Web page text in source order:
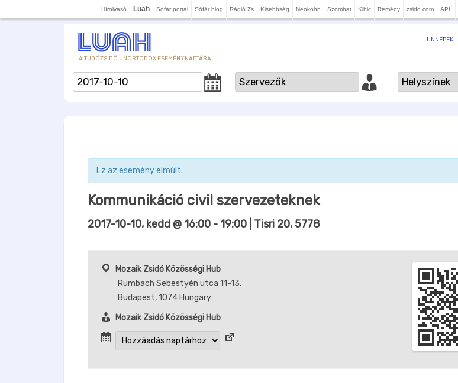
Hírolvasó Luah Sófár portál Sófár blog Rádió Zs Kisebbség Neokohn Szombat Kibic Remény zsido.com APL
A TUDÓZSIDÓ UNORTODOX ESEMÉNYNAPTÁRA
ÜNNEPEK
Ez az esemény elmúlt.
Kommunikáció civil szervezeteknek
2017-10-10, kedd @ 16:00 - 19:00 | Tisri 20, 5778
Mozaik Zsidó Közösségi Hub
Rumbach Sebestyén utca 11-13.
Budapest,1074 Hungary
Mozaik Zsidó Közösségi Hub